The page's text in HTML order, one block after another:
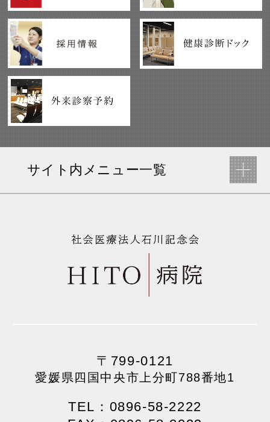
サイト内メニュー一覧
〒799-0121
愛媛県四国中央市上分町788番地1
TEL：0896-58-2222